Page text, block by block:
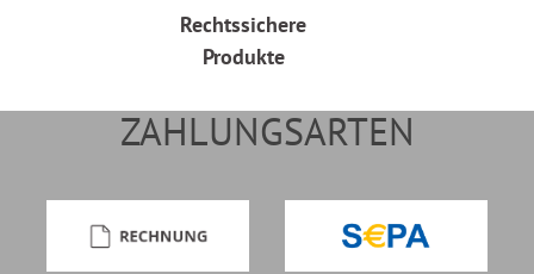
Rechtssichere
Produkte
ZAHLUNGSARTEN